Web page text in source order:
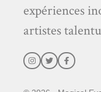
expériences
artistes